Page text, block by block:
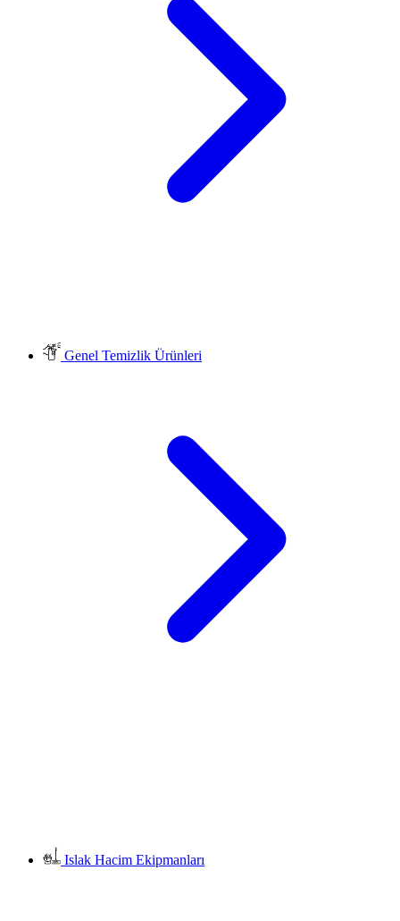
Genel Temizlik Ürünleri
Islak Hacim Ekipmanları